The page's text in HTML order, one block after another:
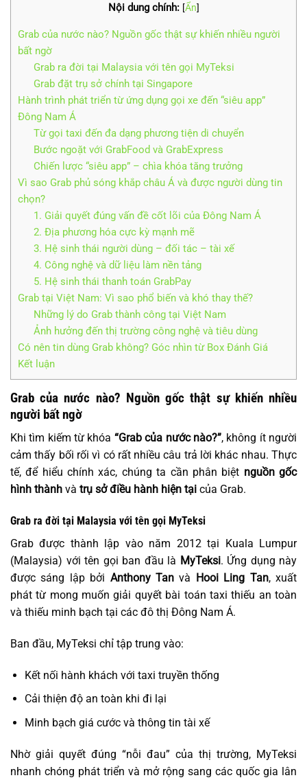
Nội dung chính: [Ẩn]
Grab của nước nào? Nguồn gốc thật sự khiến nhiều người
bất ngờ
Grab ra đời tại Malaysia với tên gọi MyTeksi
Grab đặt trụ sở chính tại Singapore
Hành trình phát triển từ ứng dụng gọi xe đến “siêu app”
Đông Nam Á
Từ gọi taxi đến đa dạng phương tiện di chuyển
Bước ngoặt với GrabFood và GrabExpress
Chiến lược “siêu app” – chìa khóa tăng trưởng
Vì sao Grab phủ sóng khắp châu Á và được người dùng tin
chọn?
1. Giải quyết đúng vấn đề cốt lõi của Đông Nam Á
2. Địa phương hóa cực kỳ mạnh mẽ
3. Hệ sinh thái người dùng – đối tác – tài xế
4. Công nghệ và dữ liệu làm nền tảng
5. Hệ sinh thái thanh toán GrabPay
Grab tại Việt Nam: Vì sao phổ biến và khó thay thế?
Những lý do Grab thành công tại Việt Nam
Ảnh hưởng đến thị trường công nghệ và tiêu dùng
Có nên tin dùng Grab không? Góc nhìn từ Box Đánh Giá
Kết luận
Grab của nước nào? Nguồn gốc thật sự khiến nhiều
người bất ngờ
Khi tìm kiếm từ khóa “Grab của nước nào?”, không ít người
cảm thấy bối rối vì có rất nhiều câu trả lời khác nhau. Thực
tế, để hiểu chính xác, chúng ta cần phân biệt nguồn gốc
hình thành và trụ sở điều hành hiện tại của Grab.
Grab ra đời tại Malaysia với tên gọi MyTeksi
Grab được thành lập vào năm 2012 tại Kuala Lumpur
(Malaysia) với tên gọi ban đầu là MyTeksi. Ứng dụng này
được sáng lập bởi Anthony Tan và Hooi Ling Tan, xuất
phát từ mong muốn giải quyết bài toán taxi thiếu an toàn
và thiếu minh bạch tại các đô thị Đông Nam Á.
Ban đầu, MyTeksi chỉ tập trung vào:
Kết nối hành khách với taxi truyền thống
Cải thiện độ an toàn khi đi lại
Minh bạch giá cước và thông tin tài xế
Nhờ giải quyết đúng “nỗi đau” của thị trường, MyTeksi
nhanh chóng phát triển và mở rộng sang các quốc gia lân